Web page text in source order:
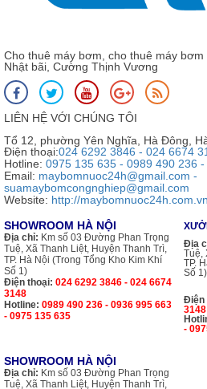
Cho thuê máy bơm, cho thuê máy
Nhật bãi, Cường Thịnh Vương
LIÊN HỆ VỚI CHÚNG TÔI
Tổ 12, phường Yên Nghĩa, Hà Đông,
Điện thoại:024 6292 3846 - 024 6674
Hotline: 0975 135 635 - 0989 490 236
Email: maybomnuoc24h@gmail.com -
suamaybomcongnghiep@gmail.com
Website: http://
SHOWROOM HÀ NỘI
Địa chỉ: Km số 03 Đường Phan Trọng
Tuệ, Xã Thanh Liệt, Huyện Thanh Trì,
TP. Hà Nội (Trong Tổng Kho Kim Khí
Số 1)
Điện thoại: 024 6292 3846 - 024 6674
3148
Hotline: 0989 490 236 - 0936 995 663
- 0975 135 635
Địa
Tuệ,
TP.
Số 1)
Điện
3148
-
SHOWROOM HÀ NỘI
Địa chỉ: Km số 03 Đường Phan Trọng
Tuệ, Xã Thanh Liệt, Huyện Thanh Trì,